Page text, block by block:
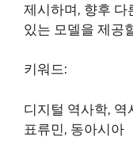
제시하며, 향후 다
있는 모델을 제공
키워드:
디지털 역사학, 역
표류민, 동아시아